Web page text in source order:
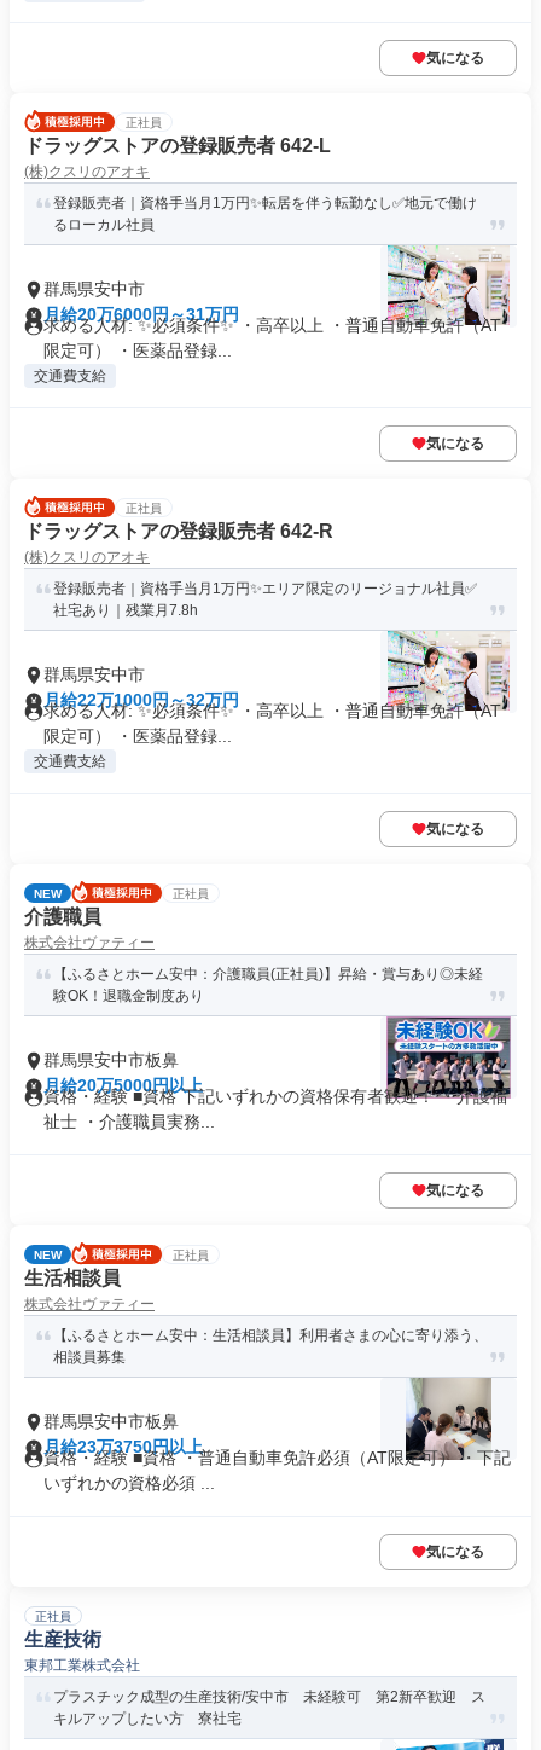
気になる
正社員
ドラッグストアの登録販売者 642-L
(株)クスリのアオキ
登録販売者｜資格手当月1万円✨転居を伴う転勤なし✅地元で働け
るローカル社員
群馬県安中市
月給20万6000円～31万円
求める人材: ✨必須条件✨ ・高卒以上 ・普通自動車免許（AT
限定可） ・医薬品登録...
交通費支給
気になる
正社員
ドラッグストアの登録販売者 642-R
(株)クスリのアオキ
登録販売者｜資格手当月1万円✨エリア限定のリージョナル社員✅
社宅あり｜残業月7.8h
群馬県安中市
月給22万1000円～32万円
求める人材: ✨必須条件✨ ・高卒以上 ・普通自動車免許（AT
限定可） ・医薬品登録...
交通費支給
気になる
NEW 正社員
介護職員
株式会社ヴァティー
【ふるさとホーム安中：介護職員(正社員)】昇給・賞与あり◎未経
験OK！退職金制度あり
群馬県安中市板鼻
月給20万5000円以上
資格・経験 ■資格 下記いずれかの資格保有者歓迎！ ・介護福
祉士 ・介護職員実務...
気になる
NEW 正社員
生活相談員
株式会社ヴァティー
【ふるさとホーム安中：生活相談員】利用者さまの心に寄り添う、
相談員募集
群馬県安中市板鼻
月給23万3750円以上
資格・経験 ■資格 ・普通自動車免許必須（AT限定可） ・下記
いずれかの資格必須 ...
気になる
正社員
生産技術
東邦工業株式会社
プラスチック成型の生産技術/安中市 未経験可 第2新卒歓迎 ス
キルアップしたい方 寮社宅